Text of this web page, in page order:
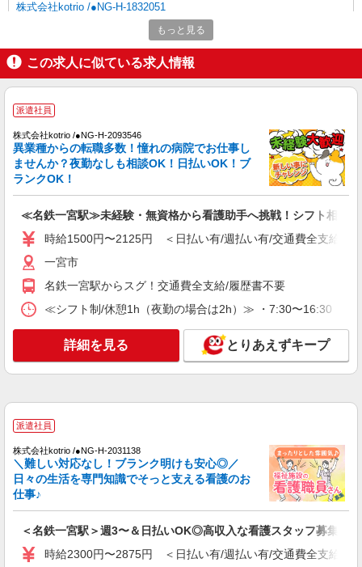
株式会社kotrio /●NG-H-1832051
福祉看護は人生のサポーター。シニア住宅の看
護STAFF。日払いOK
時給2300円〜2875円＜交通費全額支給/日払
い・週払いOK/履歴書不要＞
キープ 詳細を見る
アルバイト パート
アスケア訪問入浴 一宮
時給1695円〜1745円 ※経験・能力による
アスケア訪問入浴 一宮 愛知県一宮市新生二
キープ 詳細を見る
正社員
アスケア訪問入浴 一宮
看護師（訪問入浴）
途交通費支給（30000円上限/月） 別途残業手当
キープ 詳細を見る
SOMPOヘルスサポート株式会社 全支援対応コース
報酬：出来高制 報酬額（消費税抜き）： ・事
もっと見る
この求人に似ている求人情報
派遣社員
株式会社kotrio /●NG-H-2093546
異業種からの転職多数！憧れの病院でお仕事し
ませんか？夜勤なしも相談OK！日払いOK！ブ
ランクOK！
≪名鉄一宮駅≫未経験・無資格から看護助手へ挑戦！シフト相談
時給1500円〜2125円 ＜日払い有/週払い有/交通費全支給(ガ
一宮市
名鉄一宮駅からスグ！交通費全支給/履歴書不要
≪シフト制/休憩1h（夜勤の場合は2h）≫ ・7:30〜16:30 ・
詳細を見る とりあえずキープ
派遣社員
株式会社kotrio /●NG-H-2031138
＼難しい対応なし！ブランク明けも安心◎／
日々の生活を専門知識でそっと支える看護のお
仕事♪
＜名鉄一宮駅＞週3〜＆日払いOK◎高収入な看護スタッフ募集！
時給2300円〜2875円 ＜日払い有/週払い有/交通費全支給(ガ